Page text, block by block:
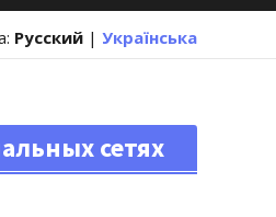
Русский | Українська
сетях